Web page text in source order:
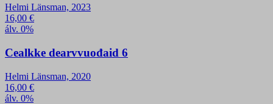
Helmi Länsman, 2023
16,00 €
álv. 0%
Cealkke dearvvuođaid 6
Helmi Länsman, 2020
16,00 €
álv. 0%